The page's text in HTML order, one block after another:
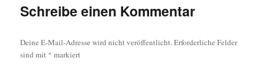
Schreibe einen Kommentar
Deine E-Mail-Adresse wird nicht veröffentlicht. Erforderliche Felder
sind mit * markiert